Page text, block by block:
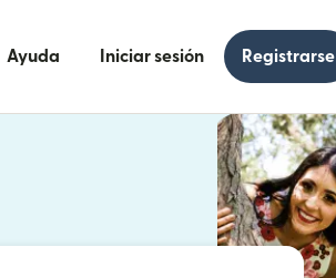
Ayuda Iniciar sesión Registrarse
una ventana nueva)
una ventana nueva)